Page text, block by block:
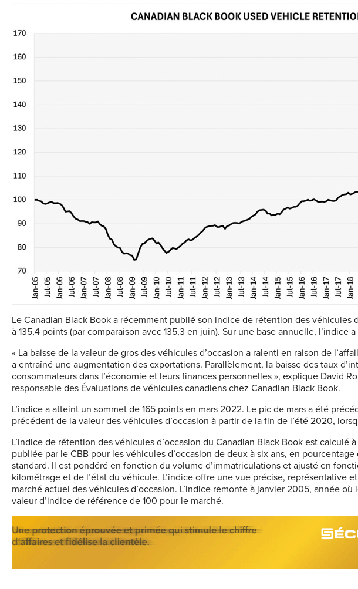
Le Canadian Black Book a récemment publié son indice de rétention des véhicules
à 135,4 points (par comparaison avec 135,3 en juin). Sur une base annuelle, l’indice
« La baisse de la valeur de gros des véhicules d’occasion a ralenti en raison de
a entraîné une augmentation des exportations. Parallèlement, la baisse des taux
consommateurs dans l’économie et leurs finances personnelles », explique David
responsable des Évaluations de véhicules canadiens chez Canadian Black Book.
L’indice a atteint un sommet de 165 points en mars 2022. Le pic de mars a été
précédent de la valeur des véhicules d’occasion à partir de la fin de l’été 2020,
L’indice de rétention des véhicules d’occasion du Canadian Black Book est calculé
publiée par le CBB pour les véhicules d’occasion de deux à six ans, en
standard. Il est pondéré en fonction du volume d’immatriculations et ajusté en
kilométrage et de l’état du véhicule. L’indice offre une vue précise, représentative
marché actuel des véhicules d’occasion. L’indice remonte à janvier 2005, année
valeur d’indice de référence de 100 pour le marché.